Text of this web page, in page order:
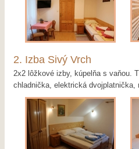
2. Izba Sivý Vrch
2x2 lôžkové izby, kúpelňa s vaňou.
chladnička, elektrická dvojplatnička,